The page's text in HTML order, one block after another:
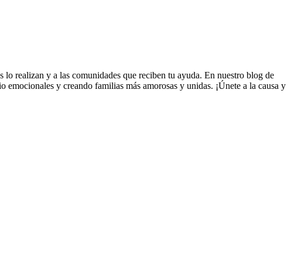
realizan y a las comunidades que reciben tu ayuda. En nuestro blog de
y creando familias más amorosas y unidas. ¡Únete a la causa y